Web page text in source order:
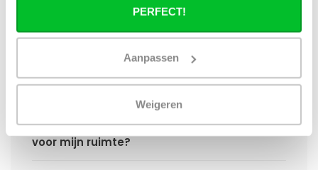
PERFECT!
Aanpassen
Weigeren
Haakse of rechte aansluitset, welke heb
Kan ik mijn Smart thermostaatknop
aansluiten op de paneelradiatoren van
Radiator-Outlet?
Hoe bereken in de benodigde capaciteit
voor mijn ruimte?